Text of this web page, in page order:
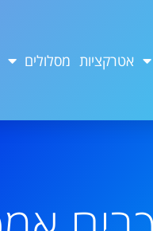
אטרקציות מסלולים